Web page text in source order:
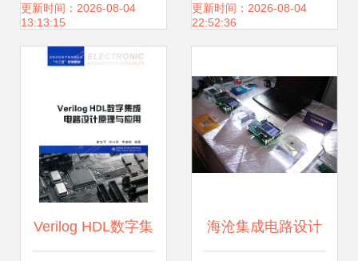
成电路设计
更新时间：2026-08-04
13:13:15
System Integration
更新时间：2026-08-04
22:52:36
Verilog HDL数字集 海沧集成电路设计